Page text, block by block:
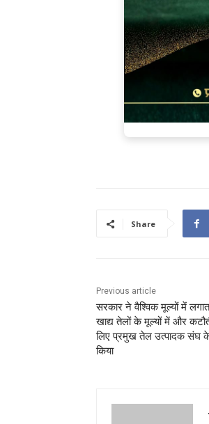
Share
Previous article
सरकार ने वैश्विक मूल्यों में
खाद्य तेलों के मूल्यों में और
लिए प्रमुख तेल उत्पादक संघ
किया